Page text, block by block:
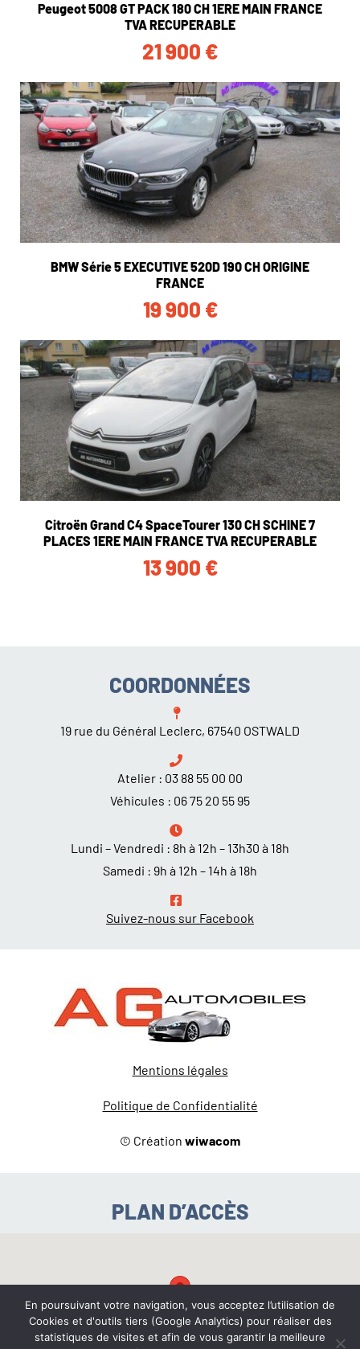
Peugeot 5008 GT PACK 180 CH 1ERE MAIN FRANCE
TVA RECUPERABLE
21 900 €
BMW Série 5 EXECUTIVE 520D 190 CH ORIGINE
FRANCE
19 900 €
Citroën Grand C4 SpaceTourer 130 CH SCHINE 7
PLACES 1ERE MAIN FRANCE TVA RECUPERABLE
13 900 €
COORDONNÉES
19 rue du Général Leclerc, 67540 OSTWALD
Atelier : 03 88 55 00 00
Véhicules : 06 75 20 55 95
Lundi – Vendredi : 8h à 12h – 13h30 à 18h
Samedi : 9h à 12h – 14h à 18h
Suivez-nous sur Facebook
Mentions légales
Politique de Confidentialité
© Création wiwacom
PLAN D’ACCÈS
En poursuivant votre navigation, vous acceptez l’utilisation de
Cookies et d'outils tiers (Google Analytics) pour réaliser des
statistiques de visites et afin de vous garantir la meilleure